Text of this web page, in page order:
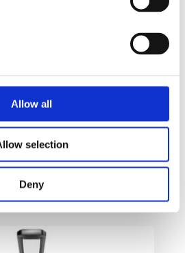
Allow all
selection
Deny
F20 svevelampe
1860kr
alternativ